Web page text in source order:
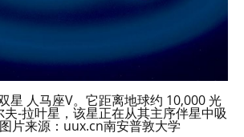
星 人马座V。它距离地球约 10,000 光
-拉叶星，该星正在从其主序伴星中吸
片来源：uux.cn南安普敦大学